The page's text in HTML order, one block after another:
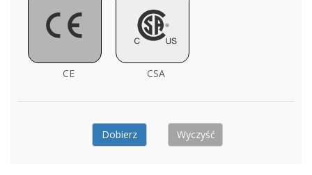
CE CSA
Dobierz Wyczyść